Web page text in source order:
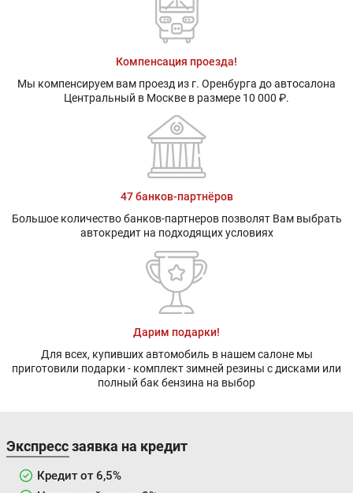
Компенсация проезда!
Мы компенсируем вам проезд из г. Оренбурга до автосалона
Центральный в Москве в размере 10 000 ₽.
47 банков-партнёров
Большое количество банков-партнеров позволят Вам выбрать
автокредит на подходящих условиях
Дарим подарки!
Для всех, купивших автомобиль в нашем салоне мы
приготовили подарки - комплект зимней резины с дисками или
полный бак бензина на выбор
Экспресс заявка на кредит
Кредит от 6,5%